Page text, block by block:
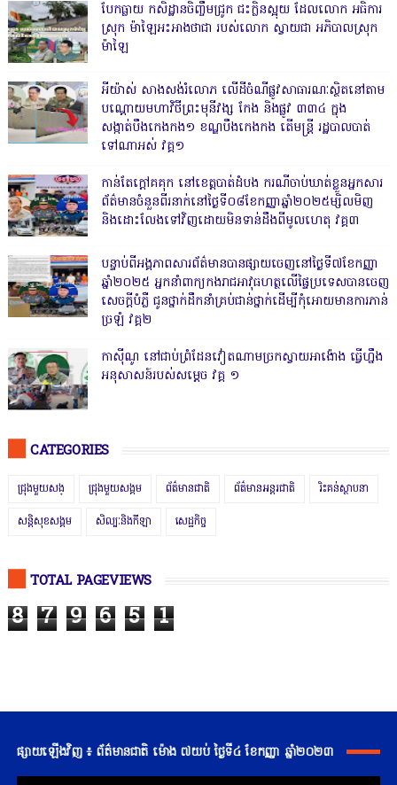
បែកធ្លាយ កសិដ្ឋានចិញ្ចឹមជ្រូក ជះក្លិនស្អុយ ដែលលោក អធិការ
ស្រុក ម៉ាឡៃអះអាងថាជា របស់លោក ស្វាយជា អភិបាលស្រុក
ម៉ាឡៃ
អីយ៉ាស់ សាងសង់រំលោភ លើដីចំណីផ្លូវសាធារណៈស្ថិតនៅតាម
បណ្ដោយមហាវិថីព្រះមុនីវង្ស កែង និងផ្លូវ ៣៣៤ ក្នុង
សង្កាត់បឹងកេងកង១ ខណ្ឌបឹងកេងកង តើមន្ត្រី រដ្ឋបាលបាត់
ទៅណាអស់ វគ្គ១
កាន់តែក្តៅគគុក នៅខេត្តបាត់ដំបង ករណីចាប់ឃាត់ខ្លួនអ្នកសារ
ព័ត៌មានចំនួនពីរនាក់នៅថ្ងៃទី០៨ខែកញ្ញាឆ្នាំ២០២៥ម្សិលមិញ
និងដោះលែងទៅវិញដោយមិនទាន់ដឹងពីមូលហេតុ វគ្គ៣
បន្ទាប់ពីអង្គភាពសារព័ត៌មានបានផ្សាយចេញនៅថ្ងៃទី៧ខែកញ្ញា
ឆ្នាំ២០២៥ អ្នកនាំពាក្យកងរាជអាវុធហត្ថលើផ្ទៃប្រទេសបានចេញ
សេចក្តីបំភ្លឺ ជូនថ្នាក់ដឹកនាំគ្រប់ជាន់ថ្នាក់ដើម្បីកុំអោយមានការភាន់
ច្រឡំ វគ្គ២
កាសុីណូ នៅជាប់ព្រំដែនវៀតណាមច្រកស្វាយអាង៉ោង ធ្វើហ្នឹង
អនុសាសន៍របស់សម្ដេច វគ្គ ១
CATEGORIES
ជ្រុងមួយសង្ ជ្រុងមួយសង្គម ព័ត៌មានជាតិ ព័ត៌មានអន្តរជាតិ រិះគន់ស្ថាបនា
សន្តិសុខសង្គម សិល្បៈនិងកីឡា សេដ្ឋកិច្ច
TOTAL PAGEVIEWS
8 7 9 6 5 1
ផ្សាយឡើងវិញ ៖ ព័ត៌មានជាតិ ម៉ោង ៧យប់ ថ្ងៃទី៤ ខែកញ្ញា ឆ្នាំ២០២៣